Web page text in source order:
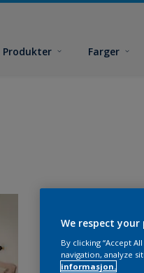
Produkter Farger
We respect your
By clicking “Accept
navigation, analyze
informasjon.